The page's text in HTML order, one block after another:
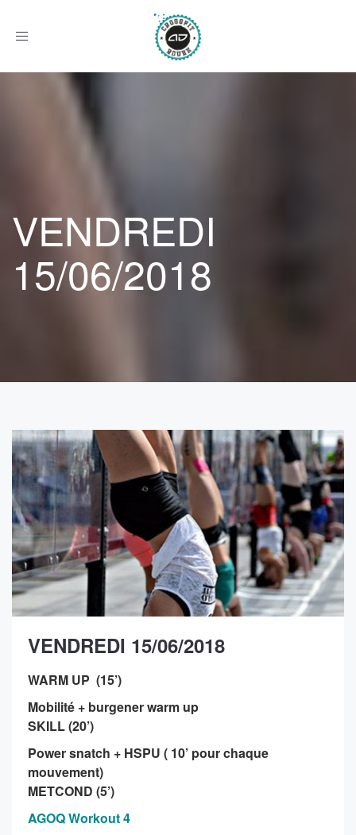
Afficher
VENDREDI
15/06/2018
VENDREDI 15/06/2018
WARM UP (15’)
Mobilité + burgener warm up
SKILL (20’)
Power snatch + HSPU ( 10’ pour chaque
mouvement)
METCOND (5’)
AGOQ Workout 4